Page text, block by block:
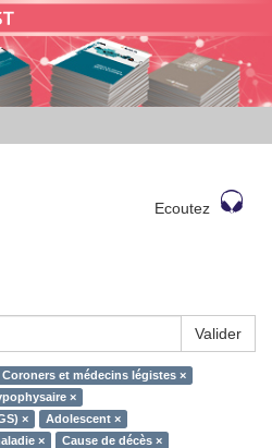
Ecoutez
Valider
Coroners et médecins légistes ×
×
×
Adolescent ×
×
Cause de décès ×